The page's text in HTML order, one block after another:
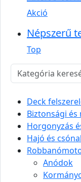
Akció
Népszerű
Top
Deck
Biztonsági
Horgonyzás
Hajó és
Anódok